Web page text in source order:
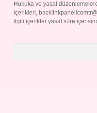
Hukuka ve yasal
içerikleri,
ilgili içerikler yasal süre